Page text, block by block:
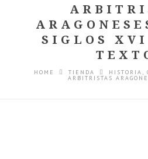
SIGLOS
HOME TIENDA HISTORIA
ARBITRISTAS